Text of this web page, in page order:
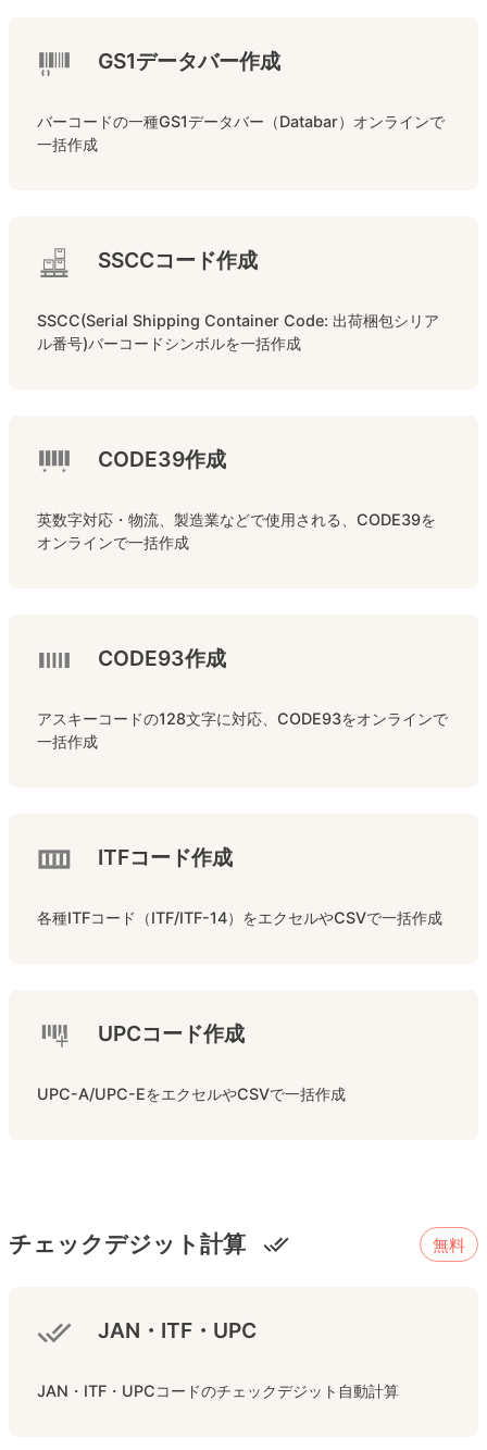
GS1データバー作成
バーコードの一種GS1データバー（Databar）オンラインで
一括作成
SSCCコード作成
SSCC(Serial Shipping Container Code: 出荷梱包シリア
ル番号)バーコードシンボルを一括作成
CODE39作成
英数字対応・物流、製造業などで使用される、CODE39を
オンラインで一括作成
CODE93作成
アスキーコードの128文字に対応、CODE93をオンラインで
一括作成
ITFコード作成
各種ITFコード（ITF/ITF-14）をエクセルやCSVで一括作成
UPCコード作成
UPC-A/UPC-EをエクセルやCSVで一括作成
チェックデジット計算 無料
JAN・ITF・UPC
JAN・ITF・UPCコードのチェックデジット自動計算